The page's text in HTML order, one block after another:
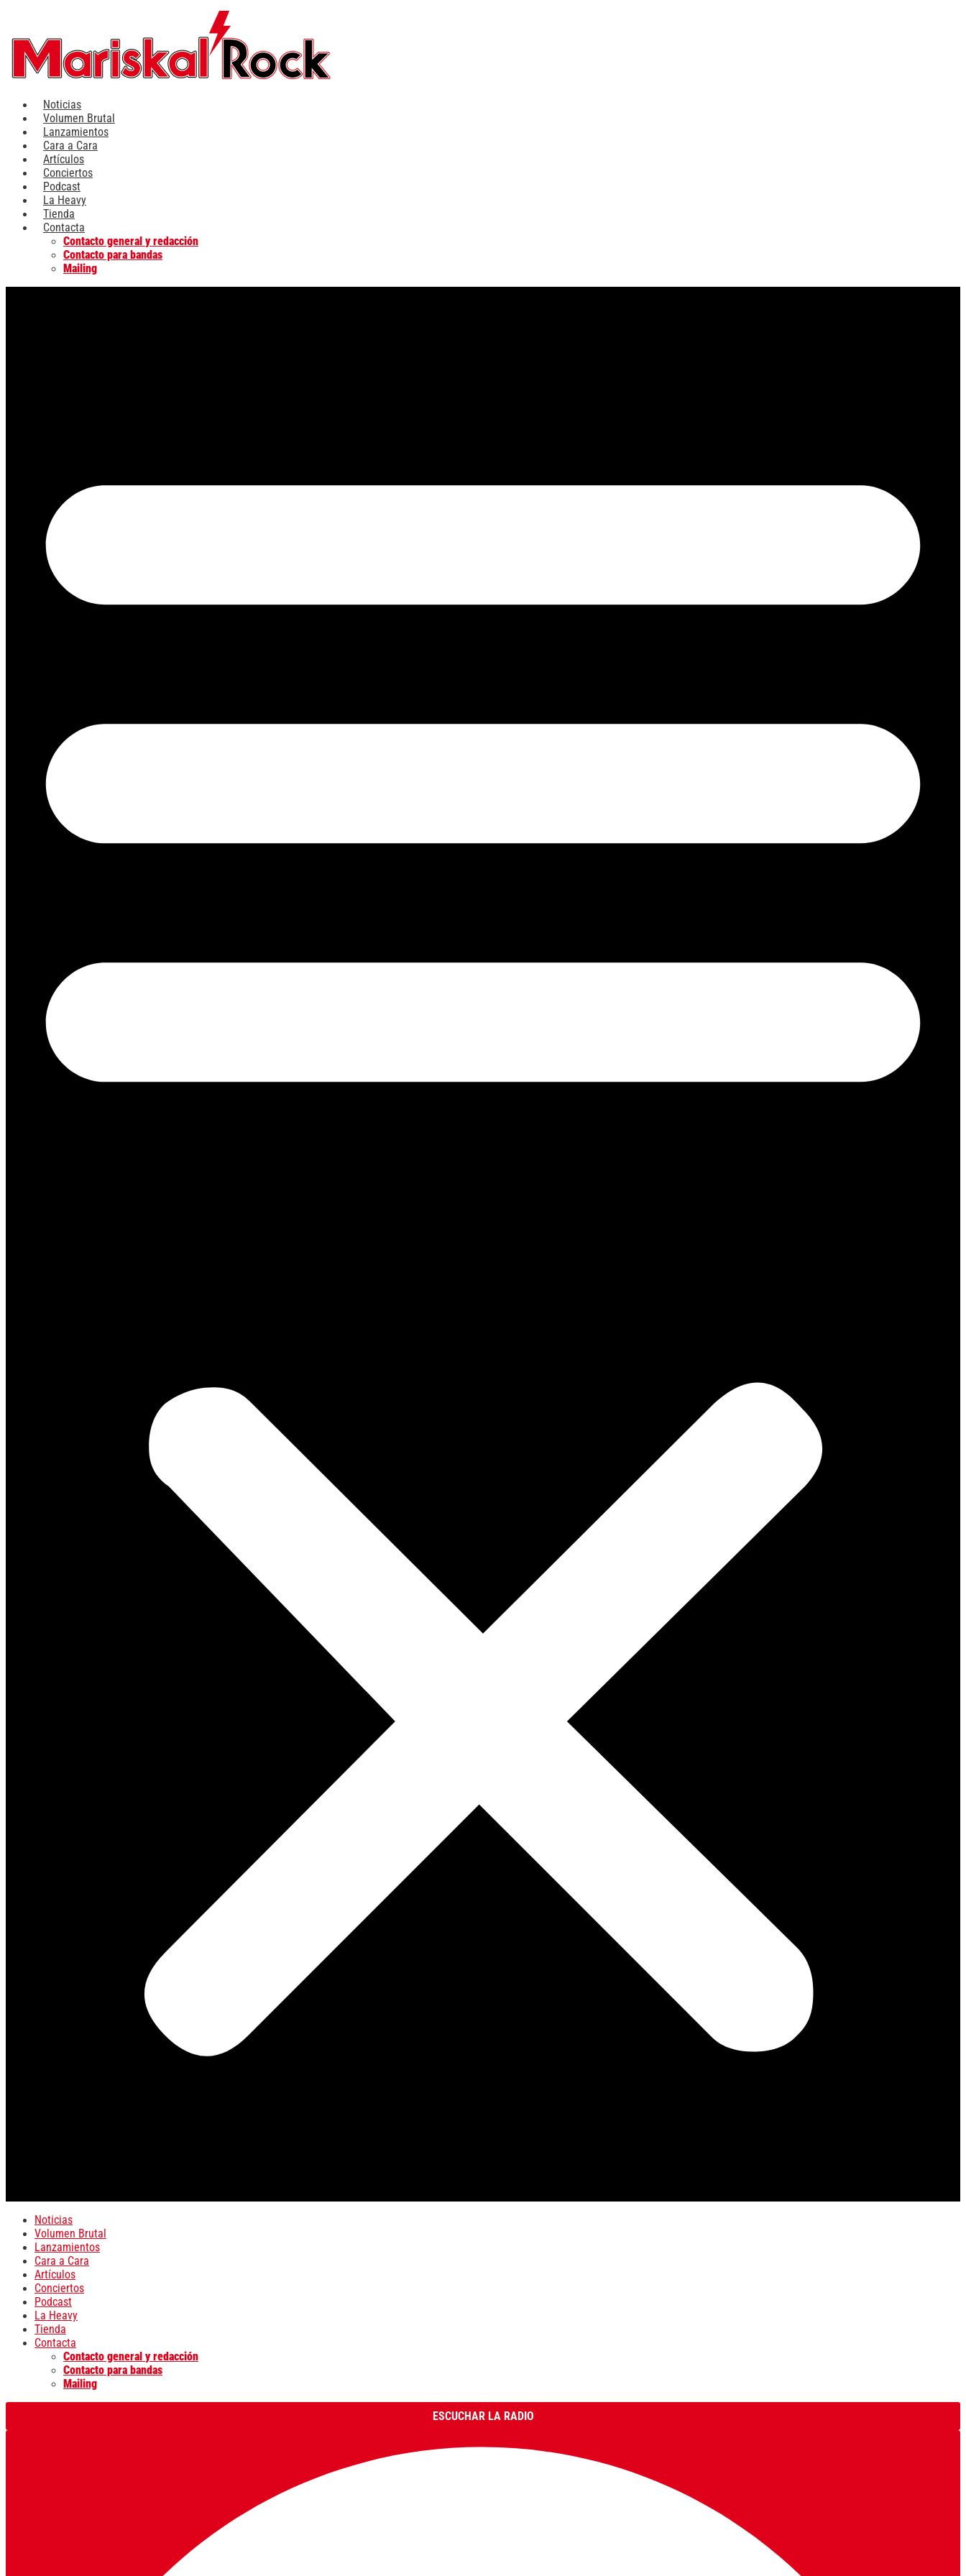
contenido
Noticias
Volumen Brutal
Lanzamientos
Cara a Cara
Artículos
Conciertos
Podcast
La Heavy
Tienda
Contacta
Contacto general y redacción
Contacto para bandas
Mailing
Noticias
Volumen Brutal
Lanzamientos
Cara a Cara
Artículos
Conciertos
Podcast
La Heavy
Tienda
Contacta
Contacto general y redacción
Contacto para bandas
Mailing
ESCUCHAR LA RADIO